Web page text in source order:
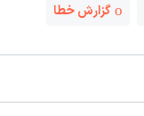
گزارش خطا